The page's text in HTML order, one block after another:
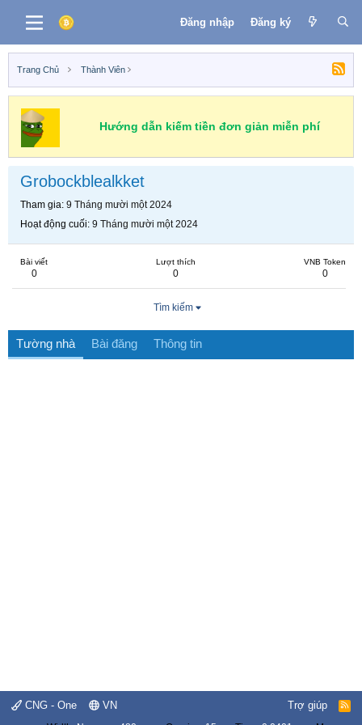
Đăng nhập Đăng ký
Trang Chủ Thành Viên
Hướng dẫn kiếm tiền đơn giản miễn phí
Grobockblealkket
Tham gia 9 Tháng mười một 2024
Hoạt động cuối 9 Tháng mười một 2024
Bài viết
0
Lượt thích
0
VNB Token
0
Tìm kiếm
Tường nhà Bài đăng Thông tin
CNG - One VN Trợ giúp
R